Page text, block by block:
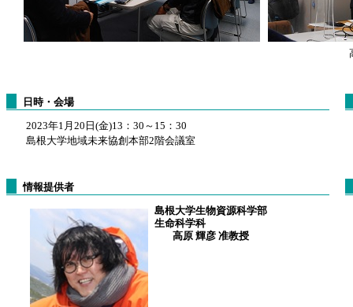
日時・会場
2023年1月20日(金)13：30～15：30
島根大学地域未来協創本部2階会議室
情報提供者
島根大学生物資源科学部
生命科学科
高原 輝彦 准教授